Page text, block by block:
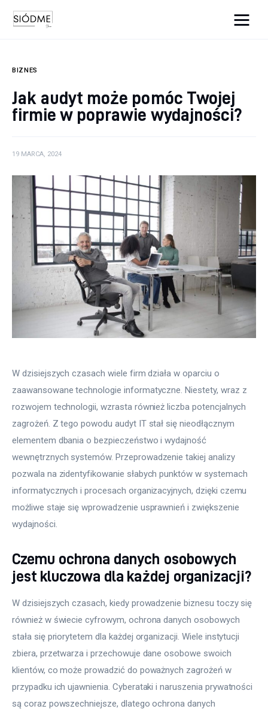
Uroda
Więcej
BIZNES
Jak audyt może pomóc Twojej
firmie w poprawie wydajności?
19 MARCA, 2024
W dzisiejszych czasach wiele firm działa w oparciu o
zaawansowane technologie informatyczne. Niestety, wraz z
rozwojem technologii, wzrasta również liczba potencjalnych
zagrożeń. Z tego powodu audyt IT stał się nieodłącznym
elementem dbania o bezpieczeństwo i wydajność
wewnętrznych systemów. Przeprowadzenie takiej analizy
pozwala na zidentyfikowanie słabych punktów w systemach
informatycznych i procesach organizacyjnych, dzięki czemu
możliwe staje się wprowadzenie usprawnień i zwiększenie
wydajności.
Czemu ochrona danych osobowych
jest kluczowa dla każdej organizacji?
W dzisiejszych czasach, kiedy prowadzenie biznesu toczy się
również w świecie cyfrowym, ochrona danych osobowych
stała się priorytetem dla każdej organizacji. Wiele instytucji
zbiera, przetwarza i przechowuje dane osobowe swoich
klientów, co może prowadzić do poważnych zagrożeń w
przypadku ich ujawnienia. Cyberataki i naruszenia prywatności
są coraz powszechniejsze, dlatego ochrona danych